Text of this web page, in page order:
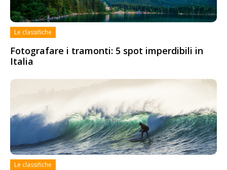
Le classifiche
Fotografare i tramonti: 5 spot imperdibili in
Italia
Le classifiche